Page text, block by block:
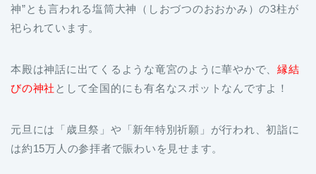
神”とも言われる塩筒大神（しおづつのおおかみ）の3柱が
祀られています。
本殿は神話に出てくるような竜宮のように華やかで、縁結
びの神社 として全国的にも有名なスポットなんですよ！
元旦には「歳旦祭」や「新年特別祈願」が行われ、初詣に
は約15万人の参拝者で賑わいを見せます。